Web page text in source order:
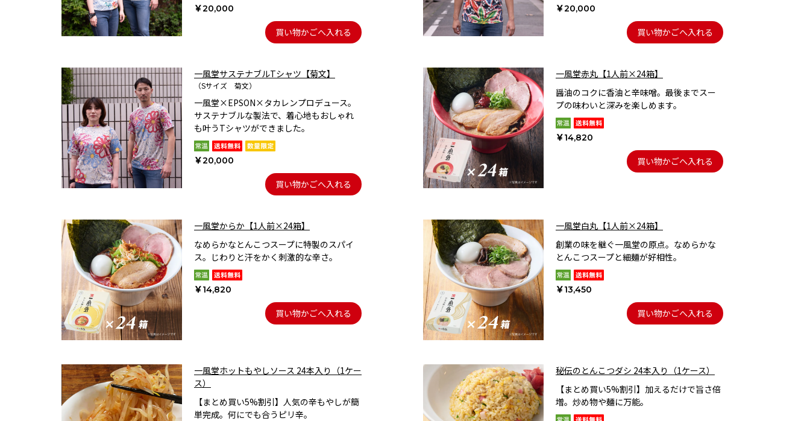
￥20,000
買い物かごへ入れる
￥20,000
買い物かごへ入れる
一風堂サステナブルTシャツ【菊文】
（Sサイズ 菊文）
一風堂×EPSON×タカレンプロデュース。
サステナブルな製法で、着心地もおしゃれ
も叶うTシャツができました。
￥20,000
買い物かごへ入れる
一風堂赤丸【1人前×24箱】
醤油のコクに香油と辛味噌。最後までスー
プの味わいと深みを楽しめます。
￥14,820
買い物かごへ入れる
一風堂からか【1人前×24箱】
なめらかなとんこつスープに特製のスパイ
ス。じわりと汗をかく刺激的な辛さ。
￥14,820
買い物かごへ入れる
一風堂白丸【1人前×24箱】
創業の味を継ぐ一風堂の原点。なめらかな
とんこつスープと細麺が好相性。
￥13,450
買い物かごへ入れる
一風堂ホットもやしソース 24本入り（1ケー
ス）
【まとめ買い5%割引】人気の辛もやしが簡
単完成。何にでも合うピリ辛。
秘伝のとんこつダシ 24本入り（1ケース）
【まとめ買い5%割引】加えるだけで旨さ倍
増。炒め物や麺に万能。